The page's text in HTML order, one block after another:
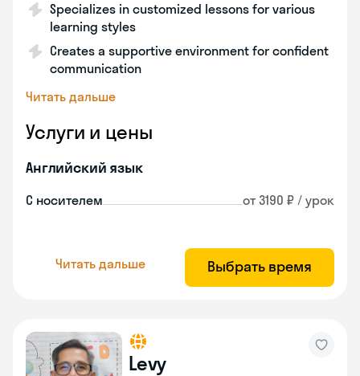
Specializes in customized lessons for various
learning styles
Creates a supportive environment for confident
communication
Читать дальше
Услуги и цены
Английский язык
С носителем от 3190 ₽ / урок
Читать дальше Выбрать время
Levy